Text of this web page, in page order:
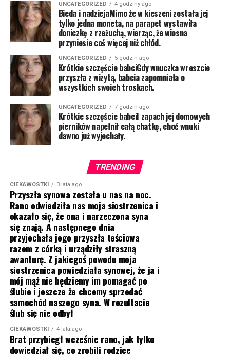
UNCATEGORIZED 4 godziny ago
Bieda i nadziejaMimo że w kieszeni została jej
tylko jedna moneta, na parapet wystawiła
doniczkę z rzeżuchą, wierząc, że wiosna
przyniesie coś więcej niż chłód.
UNCATEGORIZED 5 godzin ago
Krótkie szczęście babciGdy wnuczka wreszcie
przyszła z wizytą, babcia zapomniała o
wszystkich swoich troskach.
UNCATEGORIZED 7 godzin ago
Krótkie szczęście babciI zapach jej domowych
pierników napełnił całą chatkę, choć wnuki
dawno już wyjechały.
TRENDING
CIEKAWOSTKI 3 lata ago
Przyszła synowa została u nas na noc.
Rano odwiedziła nas moja siostrzenica i
okazało się, że ona i narzeczona syna
się znają. A następnego dnia
przyjechała jego przyszła teściowa
razem z córką i urządziły straszną
awanturę. Z jakiegoś powodu moja
siostrzenica powiedziała synowej, że ja i
mój mąż nie będziemy im pomagać po
ślubie i jeszcze że chcemy sprzedać
samochód naszego syna. W rezultacie
ślub się nie odbył
CIEKAWOSTKI 4 lata ago
Brat przybiegł wcześnie rano, jak tylko
dowiedział się, co zrobili rodzice